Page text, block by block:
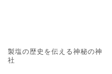
製塩の歴史を伝える神秘の神
社